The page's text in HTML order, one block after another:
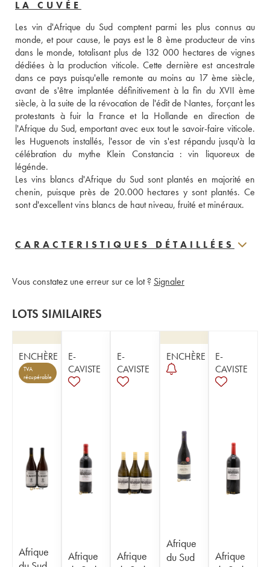
LA CUVÉE
Les vin d'Afrique du Sud comptent parmi les plus connus au
monde, et pour cause, le pays est le 8 ème producteur de vins
dans le monde, totalisant plus de 132 000 hectares de vignes
dédiées à la production viticole. Cette dernière est ancestrale
dans ce pays puisqu'elle remonte au moins au 17 ème siècle,
avant de s'être implantée définitivement à la fin du XVII ème
siècle, à la suite de la révocation de l'édit de Nantes, forçant les
protestants à fuir la France et la Hollande en direction de
l'Afrique du Sud, emportant avec eux tout le savoir-faire viticole.
les Huguenots installés, l'essor de vin s'est répandu jusqu'à la
célébration du mythe Klein Constancia : vin liquoreux de
légénde.
Les vins blancs d'Afrique du Sud sont plantés en majorité en
chenin, puisque près de 20.000 hectares y sont plantés. Ce
sont d'excellent vins blancs de haut niveau, fruité et minéraux.
CARACTERISTIQUES DÉTAILLÉES
Vous constatez une erreur sur ce lot ? Signaler
LOTS SIMILAIRES
ENCHÈRE
TVA
récupérable
Afrique
E-
CAVISTE
Afrique
E-
CAVISTE
Afrique
ENCHÈRE
Afrique
du Sud
E-
CAVISTE
Afrique